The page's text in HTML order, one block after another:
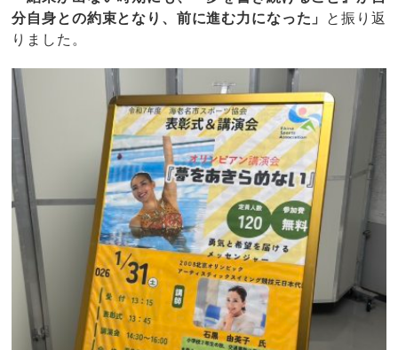
分自身との約束となり、前に進む力になった」
と振り返
りました。